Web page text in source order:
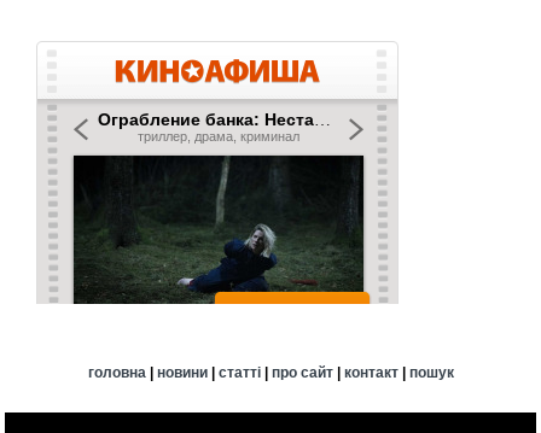
головна| новини| статті| про сайт| контакт| пошук